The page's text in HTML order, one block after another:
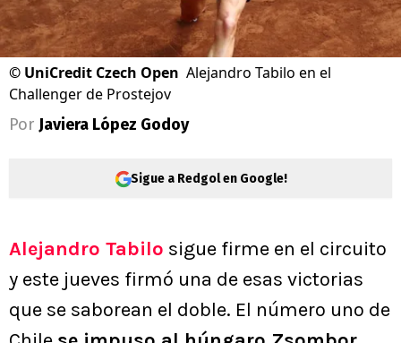
© UniCredit Czech Open Alejandro Tabilo en el
Challenger de Prostejov
Por Javiera López Godoy
Sigue a Redgol en Google!
Alejandro Tabilo sigue firme en el circuito
y este jueves firmó una de esas victorias
que se saborean el doble. El número uno de